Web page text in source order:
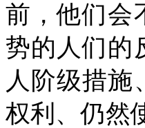
前，他们会
势的人们的
人阶级措施
权利、仍然